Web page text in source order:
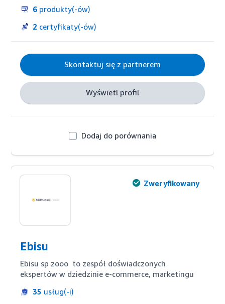
pełni wykorzystać potencjał swojej obecności na
Amazonie. Posługujemy się językami: niemieckim,
francuskim, hiszpańskim, włoskim, japońskim,
6 produkty(-ów)
2 certyfikaty(-ów)
Skontaktuj się z partnerem
Wyświetl profil
Dodaj do porównania
Zweryfikowany
Ebisu
Ebisu sp zooo  to zespół doświadczonych
ekspertów w dziedzinie e-commerce, marketingu
35 usług(-i)